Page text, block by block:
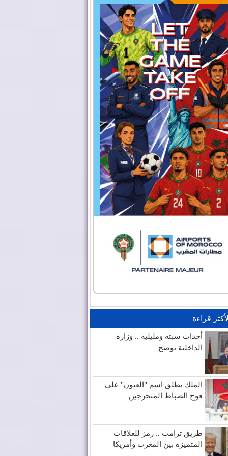
قراءة
أحداث سبتة ومليلية .. وزارة
الداخلية توضح
الملك يطلق اسم "العيون" على
فوج الضباط المتخرجين
طريق ترامب .. رمز للعلاقات
المتميزة بين المغرب وأمريكا